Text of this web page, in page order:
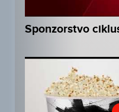
Sponzorstvo